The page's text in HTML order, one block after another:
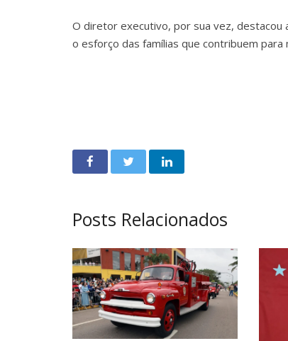
O diretor executivo, por sua vez, destacou
o esforço das famílias que contribuem para
Posts Relacionados